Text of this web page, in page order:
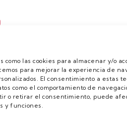
como las cookies para almacenar y/o
para mejorar la experiencia de
El consentimiento a estas
como el comportamiento de
o retirar el consentimiento, puede
y funciones.